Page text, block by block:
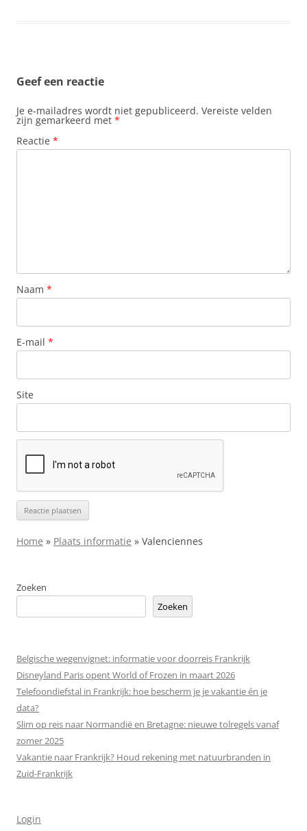
Geef een reactie
Je e-mailadres wordt niet gepubliceerd. Vereiste velden
zijn gemarkeerd met *
Reactie *
Naam *
E-mail *
Site
Home » Plaats informatie » Valenciennes
Zoeken
Zoeken
Belgische wegenvignet: informatie voor doorreis Frankrijk
Disneyland Paris opent World of Frozen in maart 2026
Telefoondiefstal in Frankrijk: hoe bescherm je je vakantie én je
data?
Slim op reis naar Normandië en Bretagne: nieuwe tolregels vanaf
zomer 2025
Vakantie naar Frankrijk? Houd rekening met natuurbranden in
Zuid-Frankrijk
Login